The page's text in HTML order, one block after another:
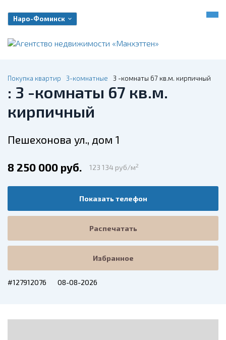
Наро-Фоминск
Покупка квартир 3-комнатные 3 -комнаты 67 кв.м. кирпичный
: 3 -комнаты 67 кв.м.
кирпичный
Пешехонова ул., дом 1
8 250 000 руб. 123 134 руб/м2
Показать телефон
Распечатать
Избранное
#127912076 08-08-2026